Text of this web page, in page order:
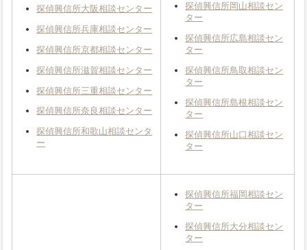
探偵興信所大阪相談センター
探偵興信所兵庫相談センター
探偵興信所京都相談センター
探偵興信所滋賀相談センター
探偵興信所三重相談センター
探偵興信所奈良相談センター
探偵興信所和歌山相談センタ
ー
探偵興信所岡山相談セン
ター
探偵興信所広島相談セン
ター
探偵興信所鳥取相談セン
ター
探偵興信所島根相談セン
ター
探偵興信所山口相談セン
ター
探偵興信所福岡相談セン
ター
探偵興信所大分相談セン
ター